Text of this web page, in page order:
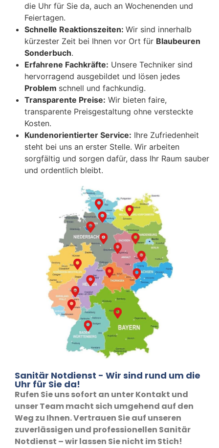
die Uhr für Sie da, auch an Wochenenden und
Feiertagen.
Schnelle Reaktionszeiten: Wir sind innerhalb
kürzester Zeit bei Ihnen vor Ort für Blaubeuren
Sonderbuch.
Erfahrene Fachkräfte: Unsere Techniker sind
hervorragend ausgebildet und lösen jedes
Problem schnell und fachkundig.
Transparente Preise: Wir bieten faire,
transparente Preisgestaltung ohne versteckte
Kosten.
Kundenorientierter Service: Ihre Zufriedenheit
steht bei uns an erster Stelle. Wir arbeiten
sorgfältig und sorgen dafür, dass Ihr Raum sauber
und ordentlich bleibt.
Sanitär Notdienst - Wir sind rund um die
Uhr für Sie da!
Rufen Sie uns sofort an unter Kontakt und
unser Team macht sich umgehend auf den
Weg zu Ihnen. Vertrauen Sie auf unseren
zuverlässigen und professionellen Sanitär
Notdienst – wir lassen Sie nicht im Stich!